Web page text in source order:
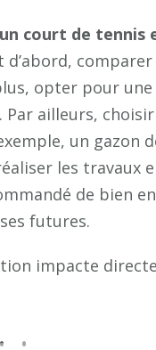
court de tennis
opter pour
ailleurs,
un gazon
les travaux
de bien
futures.
impacte